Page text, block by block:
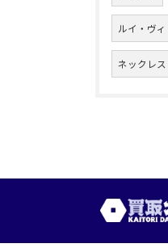
ルイ・ヴ
ネックレス